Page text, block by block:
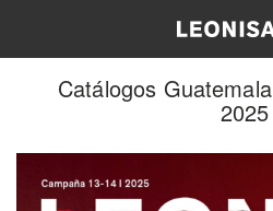
Catálogos Guatemala
2025